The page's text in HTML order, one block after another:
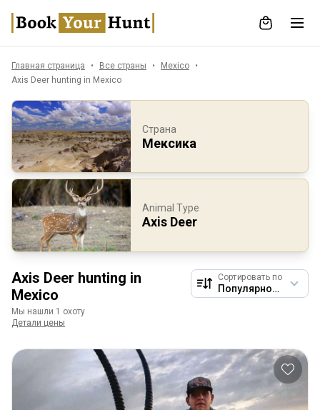
Главная страница Все страны
Mexico
Axis Deer hunting in Mexico
Страна
Мексика
Animal Type
Axis Deer
Axis Deer hunting in
Mexico
Мы нашли 1 охоту
Детали цены
Сортировать по